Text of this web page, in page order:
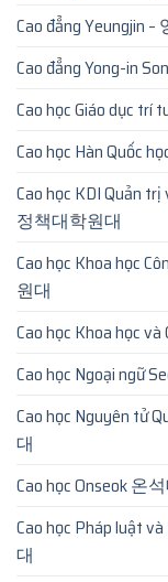
Cao đẳng Yeungjin
Cao đẳng Yong-in
Cao học Giáo dục
Cao học Hàn Quốc
Cao học KDI Quản
정책대학원대
Cao học Khoa học
원대
Cao học Khoa học
Cao học Ngoại ngữ
Cao học Nguyên tử
대
Cao học Onseok 온
Cao học Pháp luật
대